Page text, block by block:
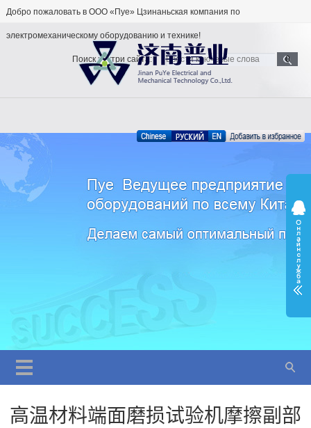
Добро пожаловать в ООО «Пуе» Цзинаньская компания по
электромеханическому оборудованию и технике!
Поиск внутри сайта:
高温材料端面磨损试验机摩擦副部